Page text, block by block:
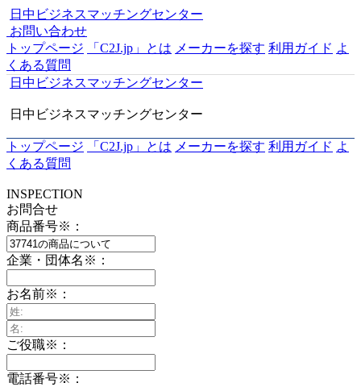
日中ビジネスマッチングセンター
お問い合わせ
トップページ
「C2J.jp」とは メーカーを探す 利用ガイド よ
くある質問
日中ビジネスマッチングセンター
日中ビジネスマッチングセンター
トップページ 「C2J.jp」とは メーカーを探す 利用ガイド よ
くある質問
INSPECTION
お問合せ
商品番号※ ：
企業・団体名 ※ ：
お名前※ ：
ご役職※ ：
電話番号※ ：